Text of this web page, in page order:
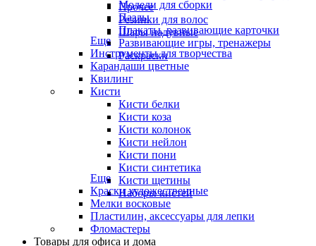
Прочее
Резинки для волос
Шары надувные
Модели для сборки
Пазлы
Плакаты, развивающие карточки
Развивающие игры, тренажеры
Раскраски
Еще
Инструменты для творчества
Карандаши цветные
Квилинг
Кисти
Кисти белки
Кисти коза
Кисти колонок
Кисти нейлон
Кисти пони
Кисти синтетика
Кисти щетины
Наборы кистей
Еще
Краски художественные
Мелки восковые
Пластилин, аксессуары для лепки
Фломастеры
Товары для офиса и дома